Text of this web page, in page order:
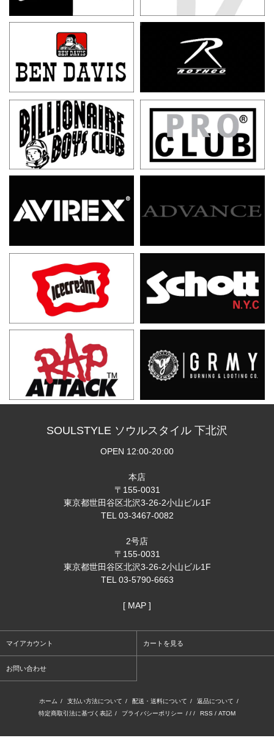
SOULSTYLE ソウルスタイル 下北沢
OPEN 12:00-20:00
本店
〒155-0031
東京都世田谷区北沢3-26-2小山ビル1F
TEL 03-3467-0082
2号店
〒155-0031
東京都世田谷区北沢3-26-2小山ビル1F
TEL 03-5790-6663
[ MAP ]
マイアカウント カートを見る
お問い合わせ
ホーム / 支払い方法について / 配送・送料について / 返品について /
特定商取引法に基づく表記 / プライバシーポリシー / / / RSS / ATOM